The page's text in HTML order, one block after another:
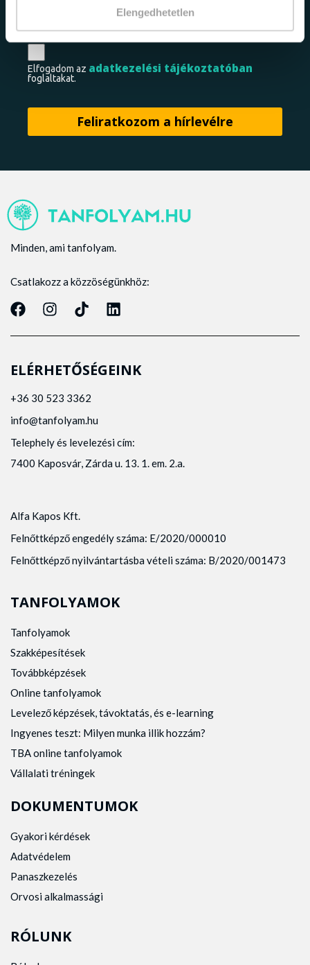
Elengedhetetlen
Elfogadom az adatkezelési tájékoztatóban
foglaltakat.
Minden, ami tanfolyam.
Csatlakozz a közzöségünkhöz:
ELÉRHETŐSÉGEINK
+36 30 523 3362
info@tanfolyam.hu
Telephely és levelezési cím:
7400 Kaposvár, Zárda u. 13. 1. em. 2.a.
Alfa Kapos Kft.
Felnőttképző engedély száma: E/2020/000010
Felnőttképző nyilvántartásba vételi száma: B/2020/001473
TANFOLYAMOK
Tanfolyamok
Szakképesítések
Továbbképzések
Online tanfolyamok
Levelező képzések, távoktatás, és e-learning
Ingyenes teszt: Milyen munka illik hozzám?
TBA online tanfolyamok
Vállalati tréningek
DOKUMENTUMOK
Gyakori kérdések
Adatvédelem
Panaszkezelés
Orvosi alkalmassági
RÓLUNK